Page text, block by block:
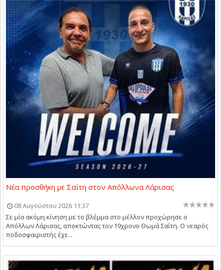
Νέα προσθήκη με Σαΐτη στον Απόλλωνα Λάρισας
08 Αυγούστου 2026 11:37
Σε μία ακόμη κίνηση με το βλέμμα στο μέλλον προχώρησε ο
Απόλλων Λάρισας, αποκτώντας τον 19χρονο Θωμά Σαΐτη. Ο νεαρός
ποδοσφαιριστής έχε...